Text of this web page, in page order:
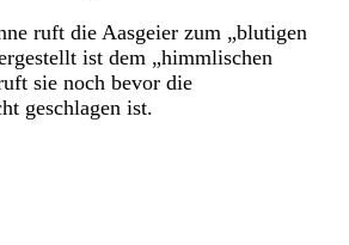
ruft die Aasgeier zum „blutigen
ist dem „himmlischen
sie noch bevor die
geschlagen ist.